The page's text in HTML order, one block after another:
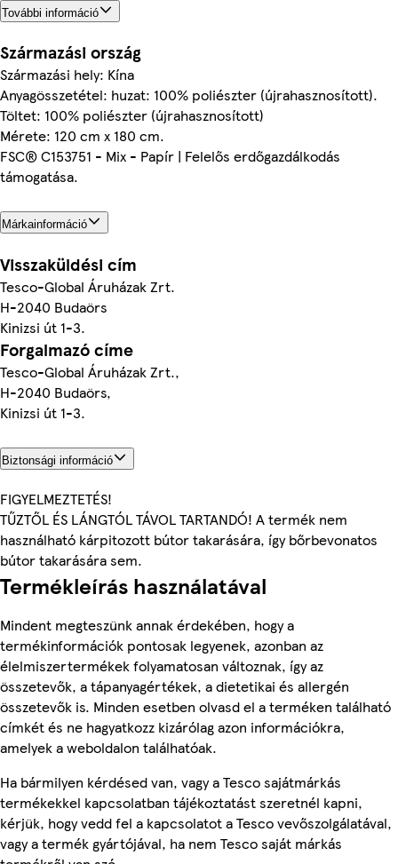
További információ
Származási ország
Származási hely: Kína
Anyagösszetétel: huzat: 100% poliészter (újrahasznosított).
Töltet: 100% poliészter (újrahasznosított)
Mérete: 120 cm x 180 cm.
FSC® C153751 - Mix - Papír | Felelős erdőgazdálkodás
támogatása.
Márkainformáció
Visszaküldési cím
Tesco-Global Áruházak Zrt.
H-2040 Budaörs
Kinizsi út 1-3.
Forgalmazó címe
Tesco-Global Áruházak Zrt.,
H-2040 Budaörs,
Kinizsi út 1-3.
Biztonsági információ
FIGYELMEZTETÉS!
TŰZTŐL ÉS LÁNGTÓL TÁVOL TARTANDÓ! A termék nem
használható kárpitozott bútor takarására, így bőrbevonatos
bútor takarására sem.
Termékleírás használatával
Mindent megteszünk annak érdekében, hogy a
termékinformációk pontosak legyenek, azonban az
élelmiszertermékek folyamatosan változnak, így az
összetevők, a tápanyagértékek, a dietetikai és allergén
összetevők is. Minden esetben olvasd el a terméken található
címkét és ne hagyatkozz kizárólag azon információkra,
amelyek a weboldalon találhatóak.
Ha bármilyen kérdésed van, vagy a Tesco sajátmárkás
termékekkel kapcsolatban tájékoztatást szeretnél kapni,
kérjük, hogy vedd fel a kapcsolatot a Tesco vevőszolgálatával,
vagy a termék gyártójával, ha nem Tesco saját márkás